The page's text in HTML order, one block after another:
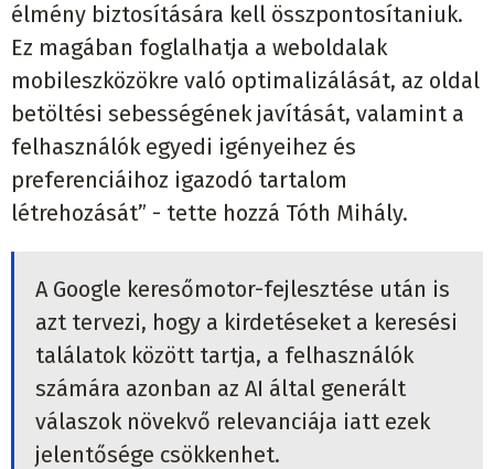
élmény biztosítására kell összpontosítaniuk.
Ez magában foglalhatja a weboldalak
mobileszközökre való optimalizálását, az oldal
betöltési sebességének javítását, valamint a
felhasználók egyedi igényeihez és
preferenciáihoz igazodó tartalom
létrehozását” - tette hozzá Tóth Mihály.
A Google keresőmotor-fejlesztése után is
azt tervezi, hogy a kirdetéseket a keresési
találatok között tartja, a felhasználók
számára azonban az AI által generált
válaszok növekvő relevanciája iatt ezek
jelentősége csökkenhet.